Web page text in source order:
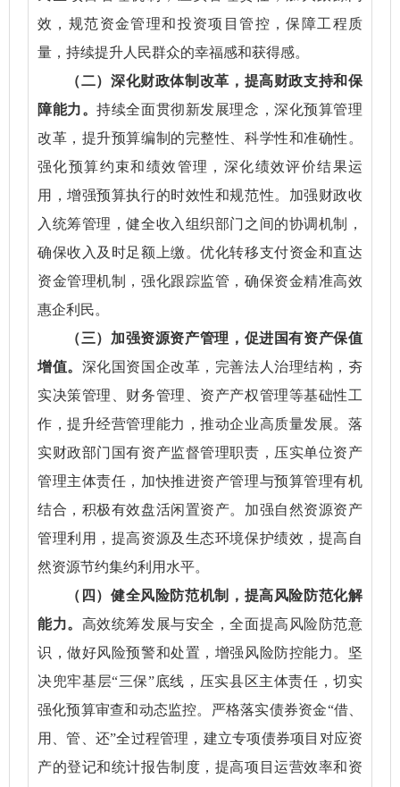
效，规范资金管理和投资项目管控，保障工程质
量，持续提升人民群众的幸福感和获得感。
（二）深化财政体制改革，提高财政支持和保
障能力。持续全面贯彻新发展理念，深化预算管理
改革，提升预算编制的完整性、科学性和准确性。
强化预算约束和绩效管理，深化绩效评价结果运
用，增强预算执行的时效性和规范性。加强财政收
入统筹管理，健全收入组织部门之间的协调机制，
确保收入及时足额上缴。优化转移支付资金和直达
资金管理机制，强化跟踪监管，确保资金精准高效
惠企利民。
（三）加强资源资产管理，促进国有资产保值
增值。 深化国资国企改革，完善法人治理结构，夯
实决策管理、财务管理、资产产权管理等基础性工
作，提升经营管理能力，推动企业高质量发展。落
实财政部门国有资产监督管理职责，压实单位资产
管理主体责任，加快推进资产管理与预算管理有机
结合，积极有效盘活闲置资产。加强自然资源资产
管理利用，提高资源及生态环境保护绩效，提高自
然资源节约集约利用水平。
（四）健全风险防范机制，提高风险防范化解
能力。 高效统筹发展与安全，全面提高风险防范意
识，做好风险预警和处置，增强风险防控能力。坚
决兜牢基层“三保”底线，压实县区主体责任，切实
强化预算审查和动态监控。严格落实债券资金“借、
用、管、还”全过程管理，建立专项债券项目对应资
产的登记和统计报告制度，提高项目运营效率和资